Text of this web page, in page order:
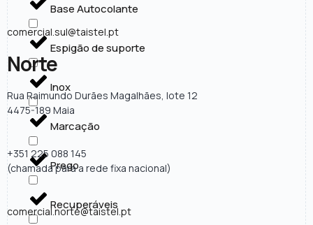
Base Autocolante
Espigão de suporte
Inox
Marcação
Prego
Recuperáveis
comercial.sul@taistel.pt
Norte
Rua Raimundo Durães Magalhães, lote 12
4475-189 Maia
+351 225 088 145
(chamada para a rede fixa nacional)
comercial.norte@taistel.pt